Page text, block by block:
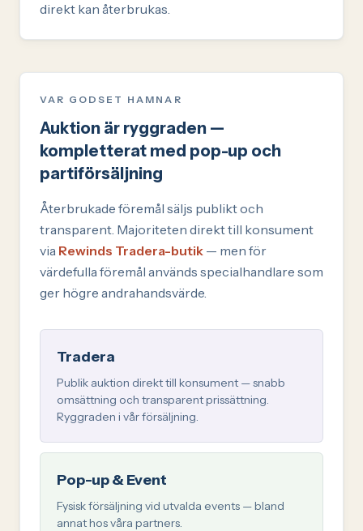
direkt kan återbrukas.
VAR GODSET HAMNAR
Auktion är ryggraden —
kompletterat med pop-up och
partiförsäljning
Återbrukade föremål säljs publikt och
transparent. Majoriteten direkt till konsument
via Rewinds Tradera-butik — men för
värdefulla föremål används specialhandlare som
ger högre andrahandsvärde.
Tradera
Publik auktion direkt till konsument — snabb
omsättning och transparent prissättning.
Ryggraden i vår försäljning.
Pop-up & Event
Fysisk försäljning vid utvalda events — bland
annat hos våra partners.